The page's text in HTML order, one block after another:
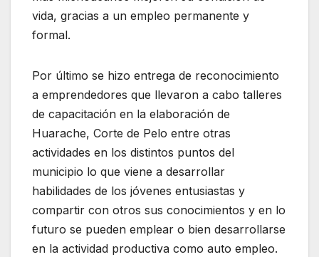
vida, gracias a un empleo permanente y
formal.
Por último se hizo entrega de reconocimiento
a emprendedores que llevaron a cabo talleres
de capacitación en la elaboración de
Huarache, Corte de Pelo entre otras
actividades en los distintos puntos del
municipio lo que viene a desarrollar
habilidades de los jóvenes entusiastas y
compartir con otros sus conocimientos y en lo
futuro se pueden emplear o bien desarrollarse
en la actividad productiva como auto empleo.